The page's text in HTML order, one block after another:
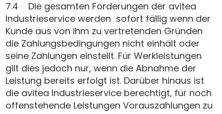
7.4 Die gesamten Forderungen der avitea
Industrieservice werden sofort fällig wenn der
Kunde aus von ihm zu vertretenden Gründen
die Zahlungsbedingungen nicht einhält oder
seine Zahlungen einstellt. Für Werkleistungen
gilt dies jedoch nur, wenn die Abnahme der
Leistung bereits erfolgt ist. Darüber hinaus ist
die avitea Industrieservice berechtigt, für noch
offenstehende Leistungen Vorauszahlungen zu